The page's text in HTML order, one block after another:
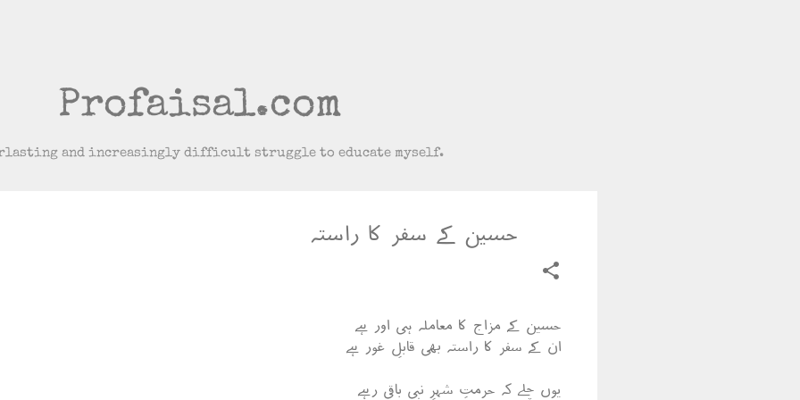
Profaisal.com
and increasingly difficult struggle to educate myself.
حسین کے سفر کا راستہ
حسین کے مزاج کا معاملہ ہی اور ہے
ان کے سفر کا راستہ بھی قابلِ غور ہے
یوں چلے کہ حرمتِ شہرِ نبی باقی رہے